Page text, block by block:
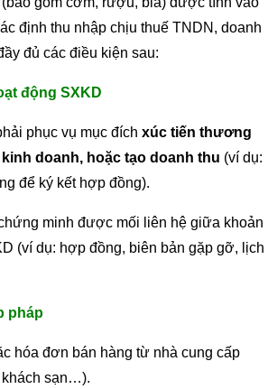
định thu nhập chịu thuế TNDN, doanh
đủ các điều kiện sau:
động SXKD
phục vụ mục đích xúc tiến thương
doanh, hoặc tạo doanh thu (ví dụ:
để ký kết hợp đồng).
minh được mối liên hệ giữa khoản
(ví dụ: hợp đồng, biên bản gặp gỡ, lịch
pháp
hóa đơn bán hàng từ nhà cung cấp
khách sạn…).